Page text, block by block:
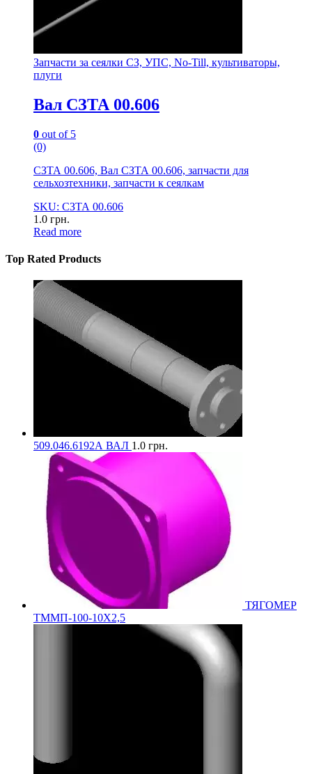
Запчасти за сеялки СЗ, УПС, No-Till, культиваторы,
плуги
Вал СЗТА 00.606
0 out of 5
(0)
СЗТА 00.606, Вал СЗТА 00.606, запчасти для
сельхозтехники, запчасти к сеялкам
SKU: СЗТА 00.606
1.0 грн.
Read more
Top Rated Products
509.046.6192А ВАЛ 1.0 грн.
ТЯГОМЕР
ТММП-100-10Х2,5